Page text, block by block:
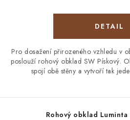
Pro dosažení přirozeného vzhledu v
poslouží rohový obklad SW Pískový.
spojí obě stěny a vytvoří tak
Rohový obklad Luminta